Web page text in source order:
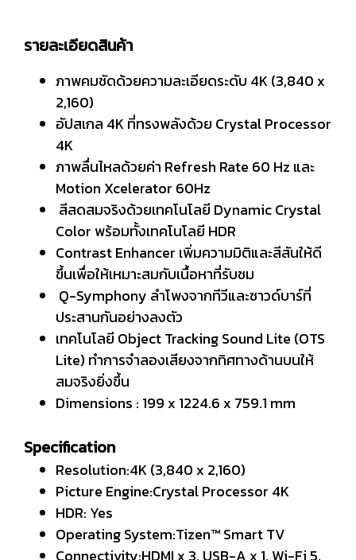
รายละเอียดสินค้า
ภาพคมชัดด้วยความละเอียดระดับ 4K (3,840 x
2,160)
อัปสเกล 4K ที่ทรงพลังด้วย Crystal Processor
4K
ภาพลื่นไหลด้วยค่า Refresh Rate 60 Hz และ
Motion Xcelerator 60Hz
สีสดสมจริงด้วยเทคโนโลยี Dynamic Crystal
Color พร้อมทั้งเทคโนโลยี HDR
Contrast Enhancer เพิ่มความมิติและสีสันให้ดี
ขึ้นเพื่อให้เหมาะสมกับเนื้อหาที่รับชม
Q-Symphony ลำโพงจากทีวีและซาวด์บาร์ที่
ประสานกันอย่างลงตัว
เทคโนโลยี Object Tracking Sound Lite (OTS
Lite) ทำการจำลองเสียงจากทิศทางด้านบนให้
สมจริงยิ่งขึ้น
Dimensions : 199 x 1224.6 x 759.1 mm
Specification
Resolution:4K (3,840 x 2,160)
Picture Engine:Crystal Processor 4K
HDR: Yes
Operating System:Tizen™ Smart TV
Connectivity:HDMI x 3, USB-A x 1, Wi-Fi 5,